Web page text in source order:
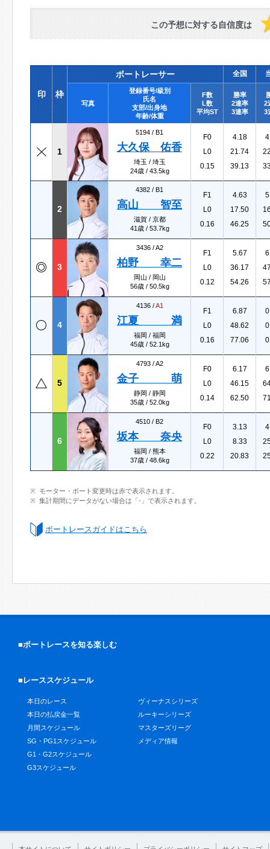
この予想に対する自信度は
印 枠
ボートレーサー 全国
写真
登録番号/級別
氏名
支部/出身地
年齢/体重
F数
L数
平均ST
勝率
2連率
3連率
2
3
1
5194 / B1
大久保 佑香
埼玉 / 埼玉
24歳 / 43.5kg
F0
L0
0.15
4.18
21.74
39.13
2
4382 / B1
高山 智至
滋賀 / 京都
41歳 / 53.7kg
F1
L0
0.16
4.63
17.50
46.25
3
3436 /A2
柏野 幸二
岡山 / 岡山
56歳 / 50.5kg
F1
L0
0.12
5.67
36.17
54.26
4
4136 /A1
江夏 満
福岡 / 福岡
45歳 / 52.1kg
F1
L0
0.16
6.87
48.62
77.06
5
4793 /A2
金子 萌
静岡 / 静岡
35歳 / 52.0kg
F0
L0
0.14
6.17
46.15
62.50
6
4510 / B2
坂本 奈央
福岡 / 熊本
37歳 / 48.6kg
F0
L0
0.22
3.13
8.33
20.83
モーター・ボート変更時は赤で表示されます。
集計期間にデータがない場合は「-」で表示されます。
ボートレースガイドはこちら
■ボートレースを知る楽しむ
■レーススケジュール
本日のレース
本日の払戻金一覧
月間スケジュール
SG・PG1スケジュール
G1・G2スケジュール
G3スケジュール
ヴィーナスシリーズ
ルーキーシリーズ
マスターズリーグ
メディア情報